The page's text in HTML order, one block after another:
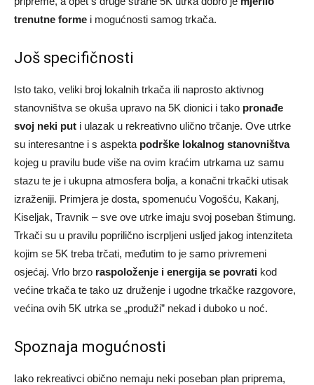
trenutne forme i mogućnosti samog trkača.
Još specifičnosti
Isto tako, veliki broj lokalnih trkača ili naprosto aktivnog
stanovništva se okuša upravo na 5K dionici i tako pronađe
svoj neki put i ulazak u rekreativno ulično trčanje. Ove utrke
su interesantne i s aspekta podrške lokalnog stanovništva
kojeg u pravilu bude više na ovim kraćim utrkama uz samu
stazu te je i ukupna atmosfera bolja, a konačni trkački utisak
izraženiji. Primjera je dosta, spomenuću Vogošću, Kakanj,
Kiseljak, Travnik – sve ove utrke imaju svoj poseban štimung.
Trkači su u pravilu poprilično iscrpljeni usljed jakog intenziteta
kojim se 5K treba trčati, međutim to je samo privremeni
osjećaj. Vrlo brzo raspoloženje i energija se povrati kod
većine trkača te tako uz druženje i ugodne trkačke razgovore,
većina ovih 5K utrka se „produži” nekad i duboko u noć.
Spoznaja mogućnosti
Iako rekreativci obično nemaju neki poseban plan priprema,